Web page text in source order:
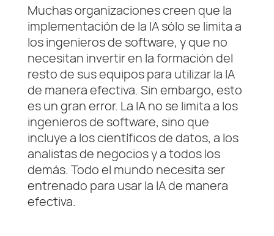
Muchas organizaciones creen que la
implementación de la IA sólo se limita a
los ingenieros de software, y que no
necesitan invertir en la formación del
resto de sus equipos para utilizar la IA
de manera efectiva. Sin embargo, esto
es un gran error. La IA no se limita a los
ingenieros de software, sino que
incluye a los científicos de datos, a los
analistas de negocios y a todos los
demás. Todo el mundo necesita ser
entrenado para usar la IA de manera
efectiva.